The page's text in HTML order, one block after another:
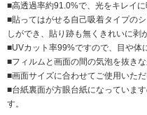
■高透過率約91.0%で、光をキレイ
■貼ってはがせる自己吸着タイプの
しができ、貼り跡も無くきれいに剥
■UVカット率99%ですので、目や体
■フィルムと画面の間の気泡を抜き
■画面サイズに合わせてご使用いただ
■台紙裏面が方眼台紙になっていま
す。